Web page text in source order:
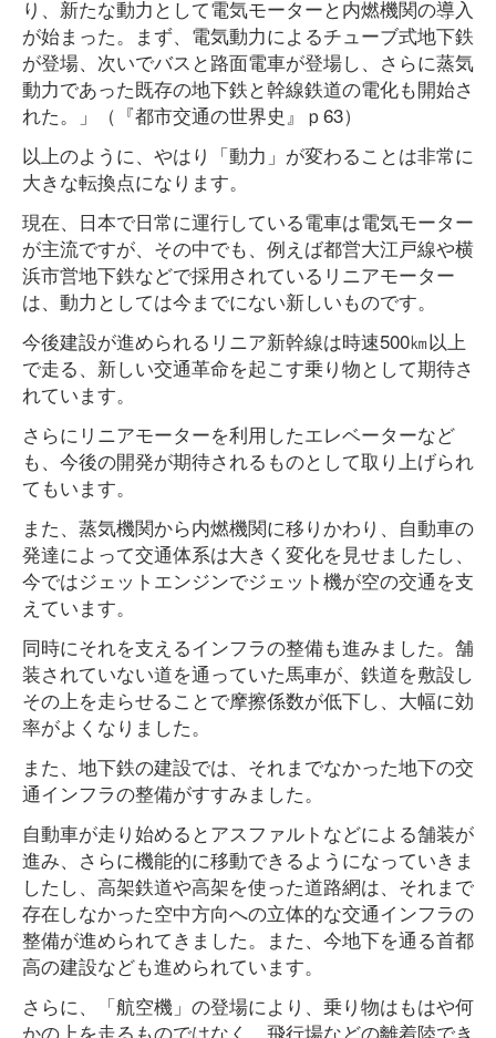
り、新たな動力として電気モーターと内燃機関の導入
が始まった。まず、電気動力によるチューブ式地下鉄
が登場、次いでバスと路面電車が登場し、さらに蒸気
動力であった既存の地下鉄と幹線鉄道の電化も開始さ
れた。」（『都市交通の世界史』ｐ63）
以上のように、やはり「動力」が変わることは非常に
大きな転換点になります。
現在、日本で日常に運行している電車は電気モーター
が主流ですが、その中でも、例えば都営大江戸線や横
浜市営地下鉄などで採用されているリニアモーター
は、動力としては今までにない新しいものです。
今後建設が進められるリニア新幹線は時速500㎞以上
で走る、新しい交通革命を起こす乗り物として期待さ
れています。
さらにリニアモーターを利用したエレベーターなど
も、今後の開発が期待されるものとして取り上げられ
てもいます。
また、蒸気機関から内燃機関に移りかわり、自動車の
発達によって交通体系は大きく変化を見せましたし、
今ではジェットエンジンでジェット機が空の交通を支
えています。
同時にそれを支えるインフラの整備も進みました。舗
装されていない道を通っていた馬車が、鉄道を敷設し
その上を走らせることで摩擦係数が低下し、大幅に効
率がよくなりました。
また、地下鉄の建設では、それまでなかった地下の交
通インフラの整備がすすみました。
自動車が走り始めるとアスファルトなどによる舗装が
進み、さらに機能的に移動できるようになっていきま
したし、高架鉄道や高架を使った道路網は、それまで
存在しなかった空中方向への立体的な交通インフラの
整備が進められてきました。また、今地下を通る首都
高の建設なども進められています。
さらに、「航空機」の登場により、乗り物はもはや何
かの上を走るものではなく、飛行場などの離着陸でき